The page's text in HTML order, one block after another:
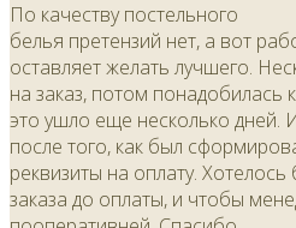
По качеству постельного
белья претензий нет, а вот
оставляет желать лучшего.
на заказ, потом понадобилась
это ушло еще несколько дней.
после того, как был
реквизиты на оплату.
заказа до оплаты, и чтобы